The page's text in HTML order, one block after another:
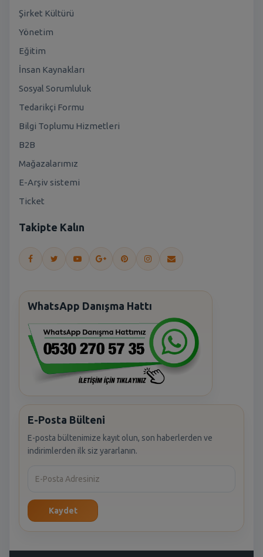
Şirket Kültürü
Yönetim
Eğitim
İnsan Kaynakları
Sosyal Sorumluluk
Tedarikçi Formu
Bilgi Toplumu Hizmetleri
B2B
Mağazalarımız
E-Arşiv sistemi
Ticket
Takipte Kalın
WhatsApp Danışma Hattı
E-Posta Bülteni
E-posta bültenimize kayıt olun, son haberlerden ve
indirimlerden ilk siz yararlanın.
Kaydet